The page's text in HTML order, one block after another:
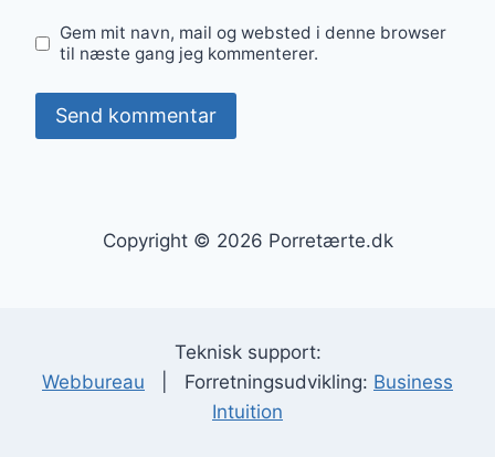
Gem mit navn, mail og websted i denne browser
til næste gang jeg kommenterer.
Copyright © 2026 Porretærte.dk
Teknisk support:
Webbureau | Forretningsudvikling: Business
Intuition